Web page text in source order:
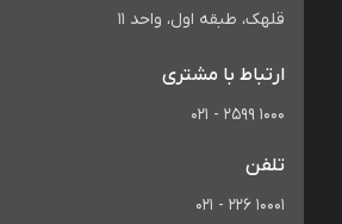
قلهک، طبقه اول، واحد 11
ارتباط با مشتری
021 - 2599 1000
تلفن
021 - 226 10001